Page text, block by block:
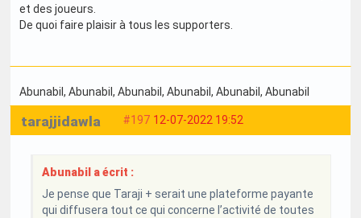
et des joueurs.
De quoi faire plaisir à tous les supporters.
Abunabil, Abunabil, Abunabil, Abunabil, Abunabil, Abunabil
#197 12-07-2022 19:52
tarajjidawla
Abunabil a écrit :
Je pense que Taraji + serait une plateforme payante
qui diffusera tout ce qui concerne l’activité de toutes